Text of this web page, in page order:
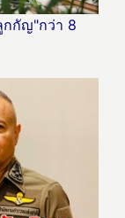
กกัญ"กว่า 8